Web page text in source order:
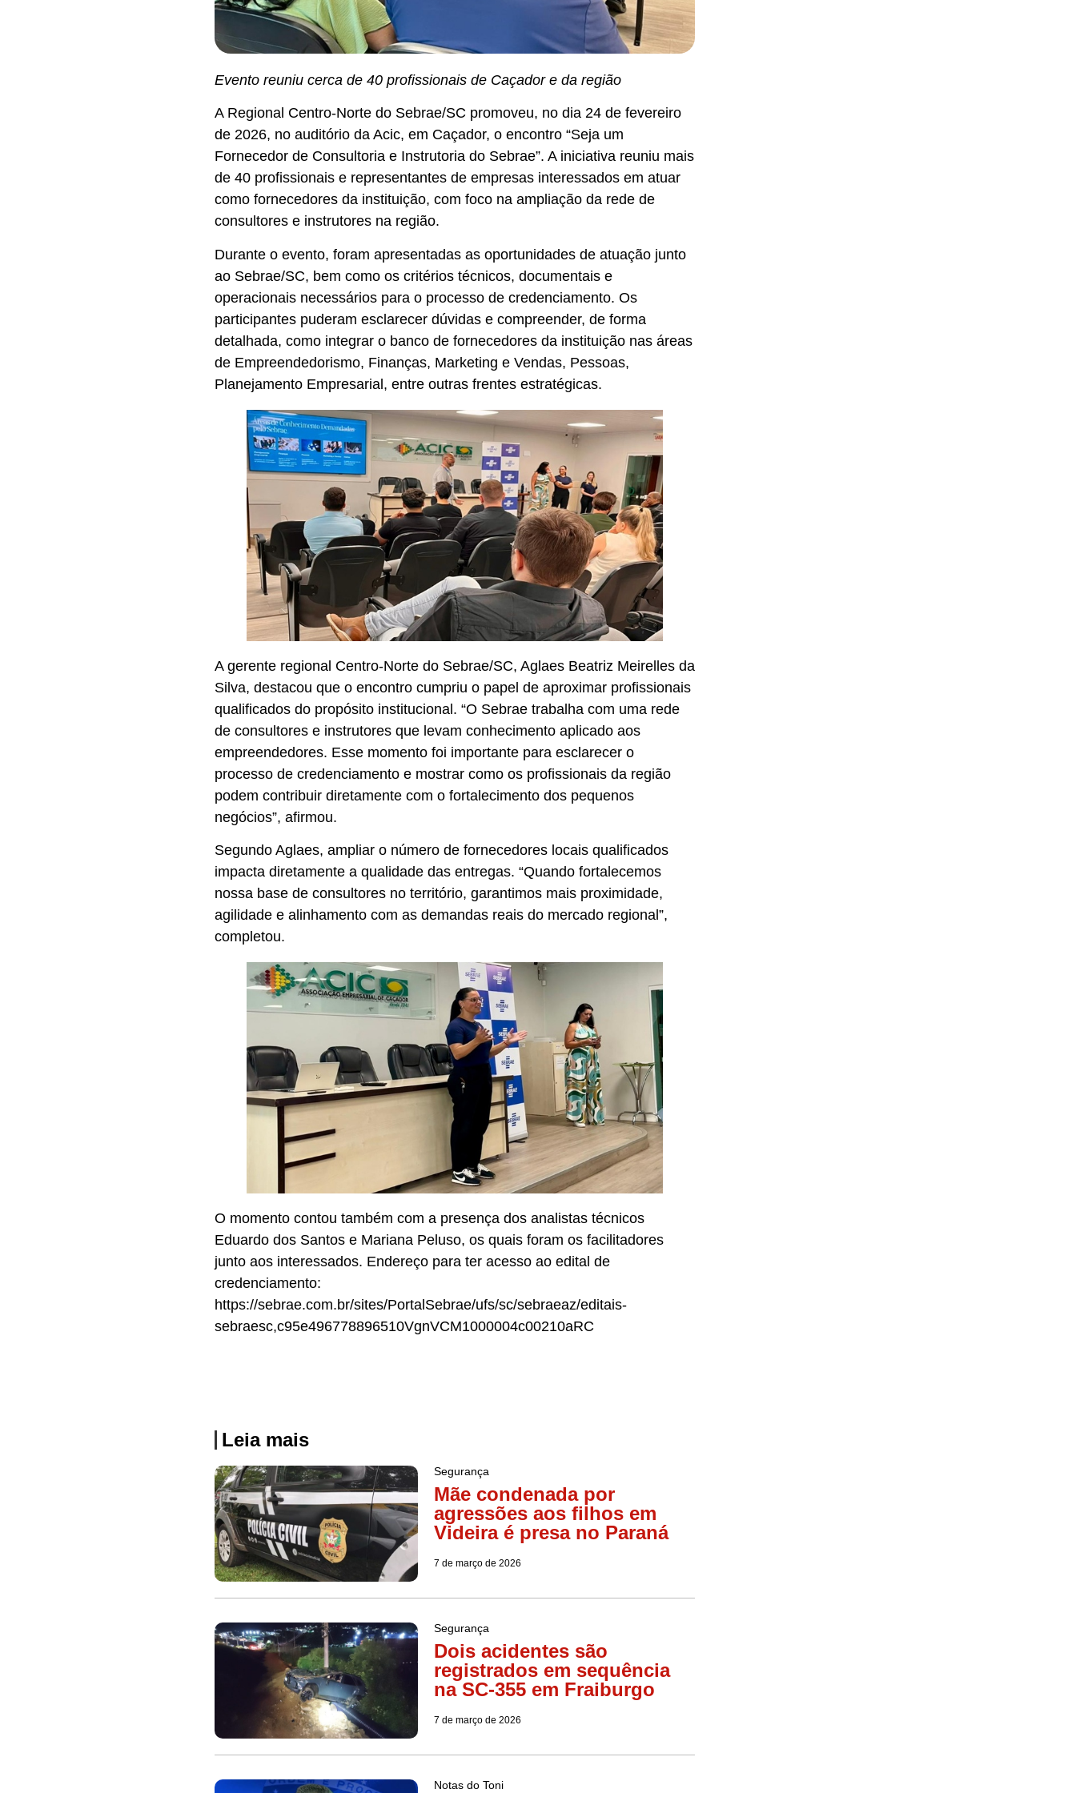
Evento reuniu cerca de 40 profissionais de Caçador e da região
A Regional Centro-Norte do Sebrae/SC promoveu, no dia 24 de fevereiro
de 2026, no auditório da Acic, em Caçador, o encontro “Seja um
Fornecedor de Consultoria e Instrutoria do Sebrae”. A iniciativa reuniu mais
de 40 profissionais e representantes de empresas interessados em atuar
como fornecedores da instituição, com foco na ampliação da rede de
consultores e instrutores na região.
Durante o evento, foram apresentadas as oportunidades de atuação junto
ao Sebrae/SC, bem como os critérios técnicos, documentais e
operacionais necessários para o processo de credenciamento. Os
participantes puderam esclarecer dúvidas e compreender, de forma
detalhada, como integrar o banco de fornecedores da instituição nas áreas
de Empreendedorismo, Finanças, Marketing e Vendas, Pessoas,
Planejamento Empresarial, entre outras frentes estratégicas.
A gerente regional Centro-Norte do Sebrae/SC, Aglaes Beatriz Meirelles da
Silva, destacou que o encontro cumpriu o papel de aproximar profissionais
qualificados do propósito institucional. “O Sebrae trabalha com uma rede
de consultores e instrutores que levam conhecimento aplicado aos
empreendedores. Esse momento foi importante para esclarecer o
processo de credenciamento e mostrar como os profissionais da região
podem contribuir diretamente com o fortalecimento dos pequenos
negócios”, afirmou.
Segundo Aglaes, ampliar o número de fornecedores locais qualificados
impacta diretamente a qualidade das entregas. “Quando fortalecemos
nossa base de consultores no território, garantimos mais proximidade,
agilidade e alinhamento com as demandas reais do mercado regional”,
completou.
O momento contou também com a presença dos analistas técnicos
Eduardo dos Santos e Mariana Peluso, os quais foram os facilitadores
junto aos interessados. Endereço para ter acesso ao edital de
credenciamento:
https://sebrae.com.br/sites/PortalSebrae/ufs/sc/sebraeaz/editais-
sebraesc,c95e496778896510VgnVCM1000004c00210aRC
Leia mais
Segurança
Mãe condenada por
agressões aos filhos em
Videira é presa no Paraná
7 de março de 2026
Segurança
Dois acidentes são
registrados em sequência
na SC-355 em Fraiburgo
7 de março de 2026
Notas do Toni